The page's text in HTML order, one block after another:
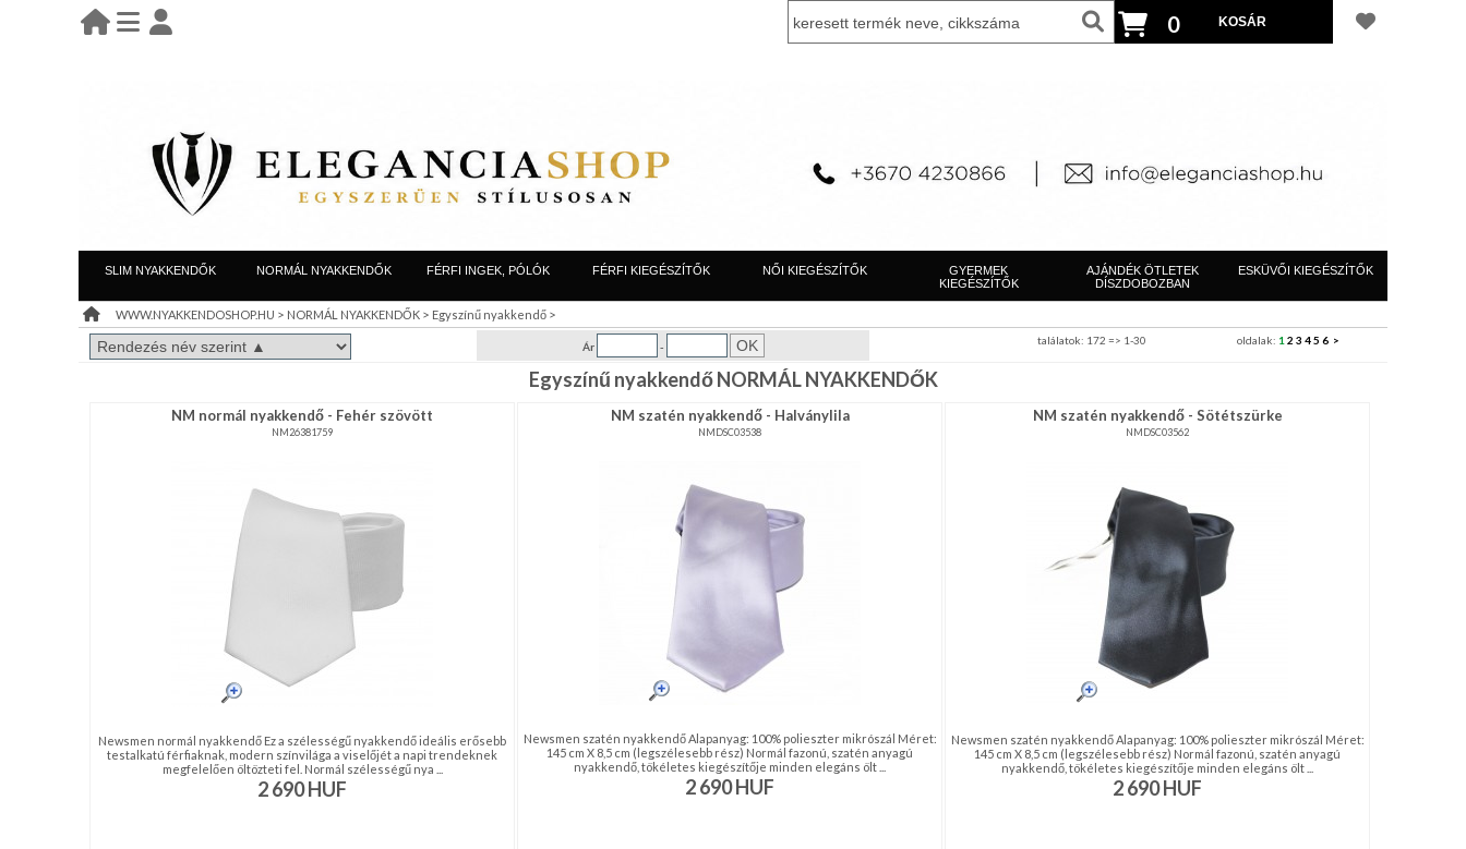
KEZDŐLAP
LEÁRAZÁS
TÁJÉKOZTATÓ
(ÁSZF)
NAGYKERESKEDELEM
MÉRETTÁBLÁZAT
DÍSZDOBOZOS
TERMÉKEK
regisztráció
információ
0
SLIM NYAKKENDŐK NORMÁL NYAKKENDŐK FÉRFI INGEK, PÓLÓK FÉRFI KIEGÉSZÍTŐK NŐI KIEGÉSZÍTŐK
GYERMEK
KIEGÉSZÍTŐK
AJÁNDÉK ÖTLETEK
DÍSZDOBOZBAN
ESKÜVŐI KIEGÉSZÍTŐK
WWW.NYAKKENDOSHOP.HU > NORMÁL NYAKKENDŐK > Egyszínű nyakkendő >
Ár - oldalak: 1 2 3 45 6 >
találatok: 172 => 1-30
Egyszínű nyakkendő NORMÁL NYAKKENDŐK
NM normál nyakkendő - Fehér szövött
NM26381759
Newsmen normál nyakkendő Ez a szélességű nyakkendő ideális erősebb
testalkatú férfiaknak, modern színvilága a viselőjét a napi trendeknek
megfelelően öltözteti fel. Normál szélességű nya ...
2 690HUF
NM szatén nyakkendő - Halványlila
NMDSC03538
Newsmen szatén nyakkendő Alapanyag: 100% polieszter mikrószál Méret:
145 cm X 8,5 cm (legszélesebb rész) Normál fazonú, szatén anyagú
nyakkendő, tökéletes kiegészítője minden elegáns ölt ...
2 690HUF
NM szatén nyakkendő - Sötétszürke
NMDSC03562
Newsmen szatén nyakkendő Alapanyag: 100% polieszter mikrószál Méret:
145 cm X 8,5 cm (legszélesebb rész) Normál fazonú, szatén anyagú
nyakkendő, tökéletes kiegészítője minden elegáns ölt ...
2 690HUF